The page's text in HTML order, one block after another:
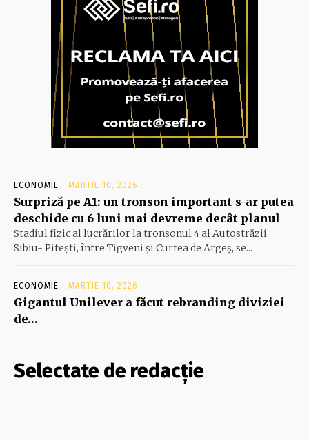
ECONOMIE MARTIE 10, 2026
Surpriză pe A1: un tronson important s-ar putea
deschide cu 6 luni mai devreme decât planul
Stadiul fizic al lucrărilor la tronsonul 4 al Autostrăzii
Sibiu- Piteşti, între Tigveni şi Curtea de Argeş, se...
ECONOMIE MARTIE 10, 2026
Gigantul Unilever a făcut rebranding diviziei
de…
Selectate de redacție